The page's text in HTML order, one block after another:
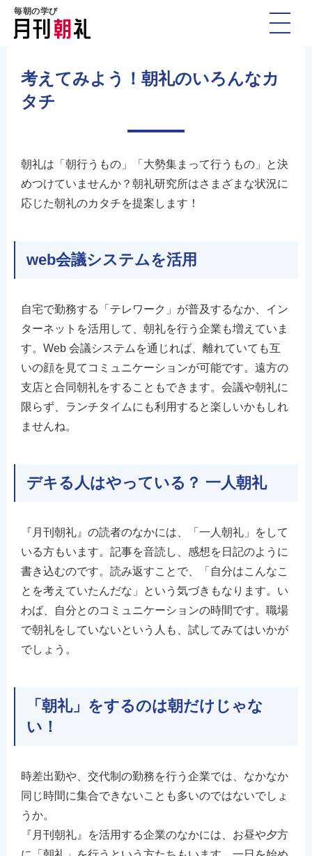
毎朝の学び
考えてみよう！朝礼のいろんなカ
タチ
朝礼は「朝行うもの」「大勢集まって行うもの」と決
めつけていませんか？朝礼研究所はさまざまな状況に
応じた朝礼のカタチを提案します！
web会議システムを活用
自宅で勤務する「テレワーク」が普及するなか、イン
ターネットを活用して、朝礼を行う企業も増えていま
す。Web 会議システムを通じれば、離れていても互
いの顔を見てコミュニケーションが可能です。遠方の
支店と合同朝礼をすることもできます。会議や朝礼に
限らず、ランチタイムにも利用すると楽しいかもしれ
ませんね。
デキる人はやっている？ 一人朝礼
『月刊朝礼』の読者のなかには、「一人朝礼」をして
いる方もいます。記事を音読し、感想を日記のように
書き込むのです。読み返すことで、「自分はこんなこ
とを考えていたんだな」という気づきもなります。い
わば、自分とのコミュニケーションの時間です。職場
で朝礼をしていないという人も、試してみてはいかが
でしょう。
「朝礼」をするのは朝だけじゃな
い！
時差出勤や、交代制の勤務を行う企業では、なかなか
同じ時間に集合できないことも多いのではないでしょ
うか。
『月刊朝礼』を活用する企業のなかには、お昼や夕方